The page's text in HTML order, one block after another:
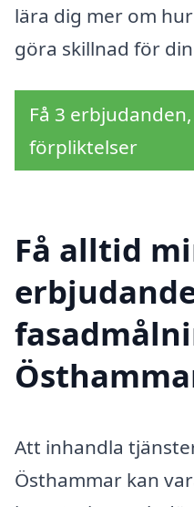
lära dig mer om
göra skillnad för
Få 3
förpliktelser
Få alltid
Att inhandla
Östhammar kan